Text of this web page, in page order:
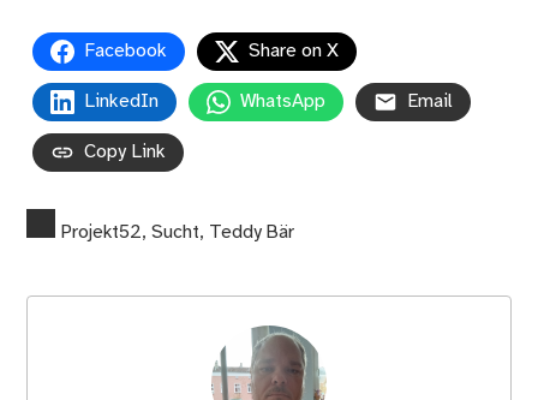
Facebook Share on X
LinkedIn WhatsApp Email
Copy Link
Projekt52,Sucht, Teddy Bär